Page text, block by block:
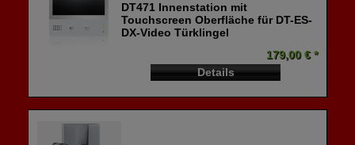
DT471 Innenstation mit
Touchscreen Oberfläche für DT-ES-
DX-Video Türklingel
179,00 € *
Details